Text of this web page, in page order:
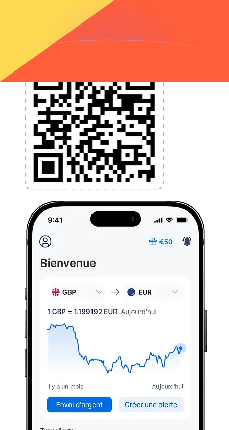
l'application dès aujourd'hui !